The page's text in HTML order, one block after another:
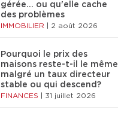
gérée… ou qu'elle cache
des problèmes
IMMOBILIER 2 août 2026
Pourquoi le prix des
maisons reste-t-il le même
malgré un taux directeur
stable ou qui descend?
FINANCES 31 juillet 2026